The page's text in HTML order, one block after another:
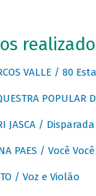
VALLE / 80
POPULAR
JASCA / Disparada
PAES / Você
/ Voz e Violão